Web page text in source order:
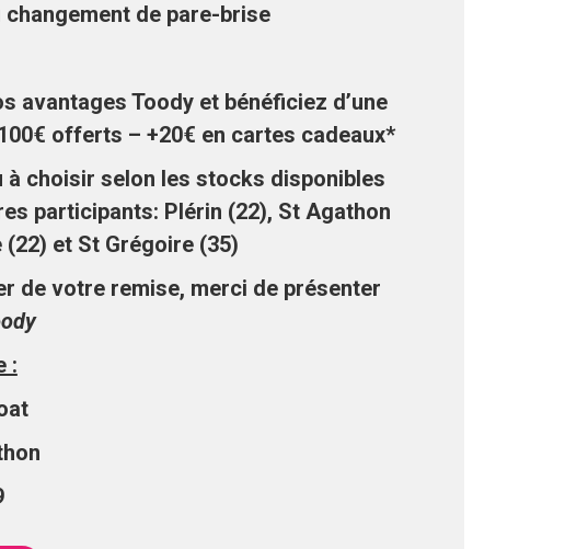
de pare-brise
avantages Toody et bénéficiez d’une
offerts – +20€ en cartes cadeaux*
à choisir selon les stocks disponibles
participants: Plérin (22), St Agathon
(22) et St Grégoire (35)
de votre remise, merci de présenter
: